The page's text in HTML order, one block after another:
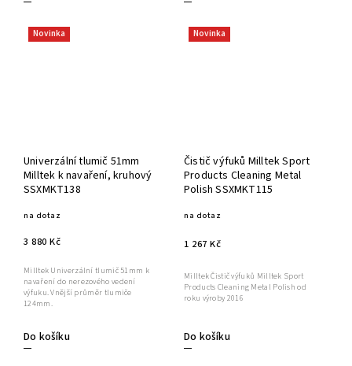
Novinka
Univerzální tlumič 51mm
Milltek k navaření, kruhový
SSXMKT138
na dotaz
3 880 Kč
Do košíku
Milltek Univerzální tlumič 51mm k
navaření do nerezového vedení
výfuku. Vnější průměr tlumiče
124mm.
Novinka
Čistič výfuků Milltek Sport
Products Cleaning Metal
Polish SSXMKT115
na dotaz
1 267 Kč
Do košíku
Milltek Čistič výfuků Milltek Sport
Products Cleaning Metal Polish od
roku výroby 2016